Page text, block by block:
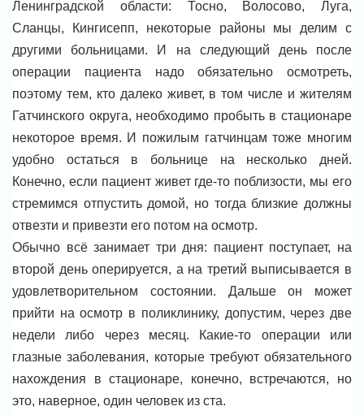
Ленинградской области: Тосно, Волосово, Луга,
Сланцы, Кингисепп, некоторые районы мы делим с
другими больницами. И на следующий день после
операции пациента надо обязательно осмотреть,
поэтому тем, кто далеко живет, в том числе и жителям
Гатчинского округа, необходимо пробыть в стационаре
некоторое время. И пожилым гатчинцам тоже многим
удобно остаться в больнице на несколько дней.
Конечно, если пациент живет где-то поблизости, мы его
стремимся отпустить домой, но тогда близкие должны
отвезти и привезти его потом на осмотр.
Обычно всё занимает три дня: пациент поступает, на
второй день оперируется, а на третий выписывается в
удовлетворительном состоянии. Дальше он может
прийти на осмотр в поликлинику, допустим, через две
недели либо через месяц. Какие-то операции или
глазные заболевания, которые требуют обязательного
нахождения в стационаре, конечно, встречаются, но
это, наверное, один человек из ста.